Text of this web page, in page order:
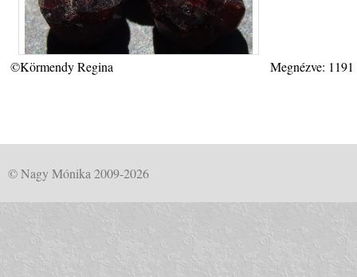
©Körmendy Regina Megnézve:
© Nagy Mónika 2009-2026